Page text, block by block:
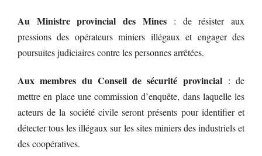
Au Ministre provincial des Mines: de résister aux
pressions des opérateurs miniers illégaux et engager des
poursuites judiciaires contre les personnes arrêtées.
Aux membres du Conseil de sécurité provincial: de
mettre en place une commission d’enquête, dans laquelle les
acteurs de la société civile seront présents pour identifier et
détecter tous les illégaux sur les sites miniers des industriels et
des coopératives.